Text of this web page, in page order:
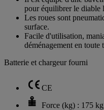
pour équilibrer le diable
Les roues sont
surface.
Facile d'utilisation,
déménagement en toute
Batterie et chargeur fourni
CE
Force (kg) : 175 kg